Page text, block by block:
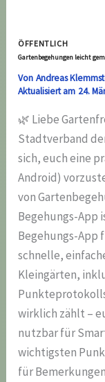
ÖFFENTLICH
Gartenbegehungen leicht
Von Andreas
Aktualisiert am 24.
🌿 Liebe
Stadtverband
sich, euch eine
Android)
von
Begehungs-App
Begehungs-App
schnelle,
Kleingärten,
wirklich zählt –
nutzbar für
wichtigsten
für